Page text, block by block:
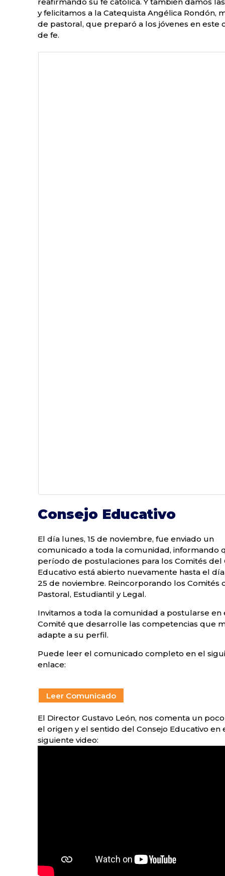
y felicitamos a la Catequista Angélica Rondón,
de pastoral, que preparó a los jóvenes en este
de fe.
Consejo Educativo
El día lunes, 15 de noviembre, fue enviado un
comunicado a toda la comunidad, informando
período de postulaciones para los Comités del
Educativo está abierto nuevamente hasta el
25 de noviembre. Reincorporando los Comités
Pastoral, Estudiantil y Legal.
Invitamos a toda la comunidad a postularse en
Comité que desarrolle las competencias que
adapte a su perfil.
Puede leer el comunicado completo en el
enlace:
Leer Comunicado
El Director Gustavo León, nos comenta un
el origen y el sentido del Consejo Educativo en
siguiente video: